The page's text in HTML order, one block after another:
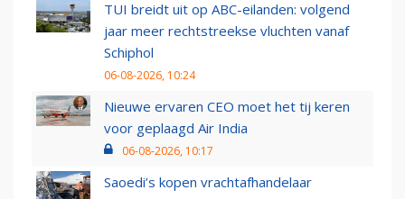
TUI breidt uit op ABC-eilanden: volgend
jaar meer rechtstreekse vluchten vanaf
Schiphol
06-08-2026, 10:24
Nieuwe ervaren CEO moet het tij keren
voor geplaagd Air India
06-08-2026, 10:17
Saoedi’s kopen vrachtafhandelaar